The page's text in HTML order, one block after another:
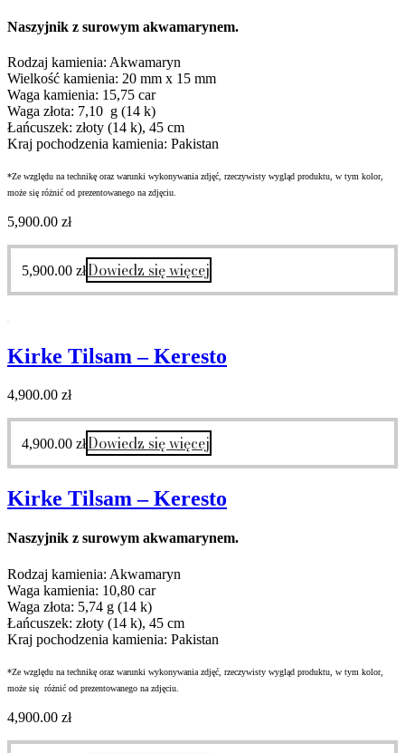
Naszyjnik z surowym akwamarynem.
Rodzaj kamienia: Akwamaryn
Wielkość kamienia: 20 mm x 15 mm
Waga kamienia: 15,75 car
Waga złota: 7,10 g (14 k)
Łańcuszek: złoty (14 k), 45 cm
Kraj pochodzenia kamienia: Pakistan
*Ze względu na technikę oraz warunki wykonywania zdjęć, rzeczywisty wygląd produktu, w tym kolor,
może się różnić od prezentowanego na zdjęciu.
5,900.00 zł
5,900.00 złDowiedz się więcej
Kirke Tilsam – Keresto
4,900.00 zł
4,900.00 złDowiedz się więcej
Kirke Tilsam – Keresto
Naszyjnik z surowym akwamarynem.
Rodzaj kamienia: Akwamaryn
Waga kamienia: 10,80 car
Waga złota: 5,74 g (14 k)
Łańcuszek: złoty (14 k), 45 cm
Kraj pochodzenia kamienia: Pakistan
*Ze względu na technikę oraz warunki wykonywania zdjęć, rzeczywisty wygląd produktu, w tym kolor,
może się różnić od prezentowanego na zdjęciu.
4,900.00 zł